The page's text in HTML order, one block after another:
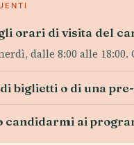
orari di visita del
dalle 8:00 alle
biglietti o di una
candidarmi ai